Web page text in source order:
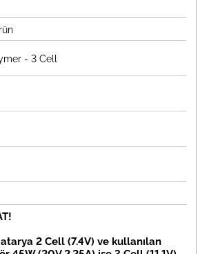
- 3 Cell
2 Cell (7.4V) ve kullanılan